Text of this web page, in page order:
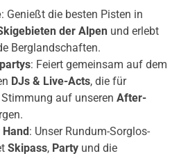
: Genießt die besten Pisten in
der Alpen und erlebt
Berglandschaften.
: Feiert gemeinsam auf dem
DJs & Live-Acts, die für
auf unseren After-
: Unser Rundum-Sorglos-
Skipass, Party und die